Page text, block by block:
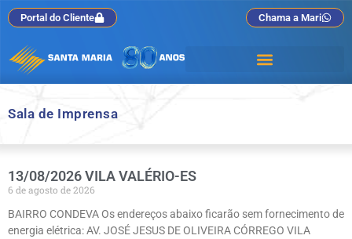
Portal do Cliente Chama a Mari
Sala de Imprensa
13/08/2026 VILA VALÉRIO-ES
6 de agosto de 2026
BAIRRO CONDEVA Os endereços abaixo ficarão sem fornecimento de
energia elétrica: AV. JOSÉ JESUS DE OLIVEIRA CÓRREGO VILA